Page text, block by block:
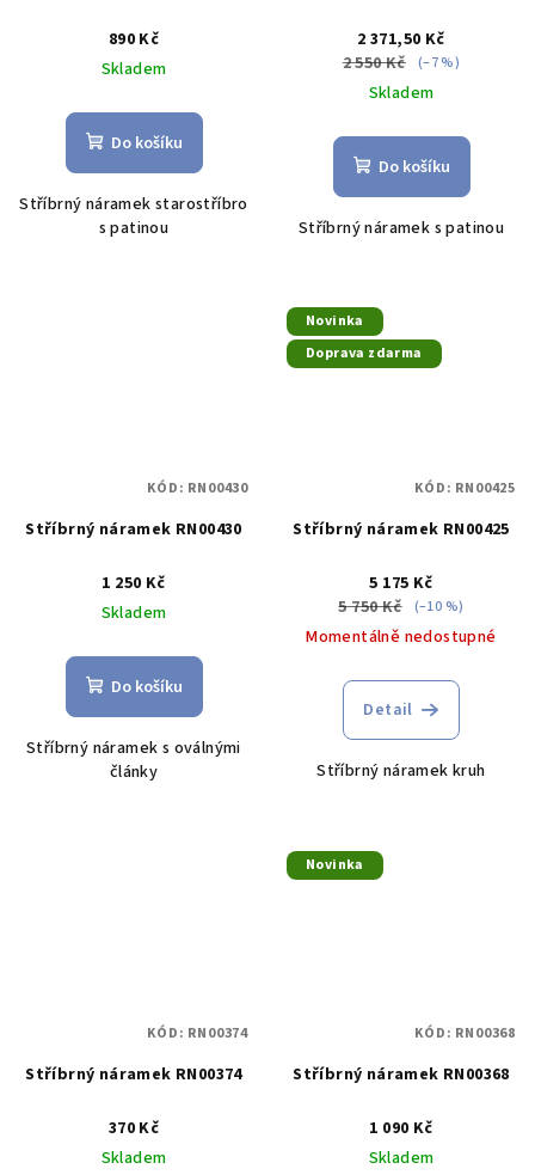
890 Kč
Skladem
Do košíku
Stříbrný náramek starostříbro
s patinou
2 371,50 Kč
2 550 Kč (–7 %)
Skladem
Do košíku
Stříbrný náramek s patinou
Stříbrný náramek RN00430
1 250 Kč
Skladem
Do košíku
Stříbrný náramek s oválnými
články
KÓD: RN00430
Novinka
Doprava zdarma
Stříbrný náramek RN00425
5 175 Kč
5 750 Kč
(–10 %)
Momentálně nedostupné
Detail
Stříbrný náramek kruh
KÓD: RN00425
Stříbrný náramek RN00374
370 Kč
Skladem
KÓD: RN00374
Novinka
Stříbrný náramek RN00368
1 090 Kč
Skladem
KÓD: RN00368